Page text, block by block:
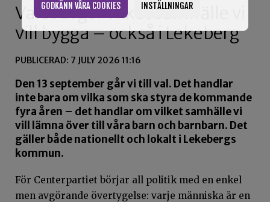
GODKÄNN VÅRA COOKIES INSTÄLLNINGAR
Valet avgör vilket samhälle vi
vill bygga – också i Lekeberg
PUBLICERAD: 7 JULY 2026 11:16
Den 13 september går vi till val. Det handlar
inte bara om vilka som ska styra de kommande
fyra åren – det handlar om vilket samhälle vi
vill lämna över till våra barn och barnbarn. Det
gäller både nationellt och lokalt i Lekebergs
kommun.
För Centerpartiet börjar all politik med en enkel
men avgörande övertygelse: varje människa är en